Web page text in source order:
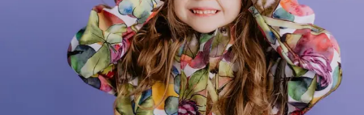
wilderness merge so completely that you become part